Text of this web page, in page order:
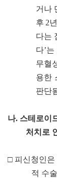
거나
후 2
다는
다’는
무혈
용한
판단
나. 스테로이
처치로
□ 피신청인
적 수술